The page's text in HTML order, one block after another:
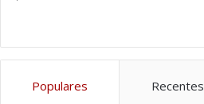
Populares Recentes